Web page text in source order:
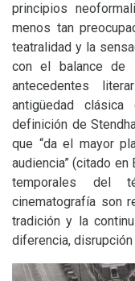
principios
menos tan
teatralidad y la
con el balance de
antecedentes
antigüedad
definición de
que “da el mayor
audiencia” (citado
temporales del
cinematografía son
tradición y la
diferencia, disrupción